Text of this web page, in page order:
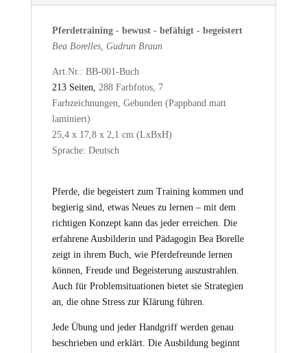
Pferdetraining - bewust - befähigt - begeistert
Bea Borelles, Gudrun Braun
Art.Nr.: BB-001-Buch
213 Seiten, 288 Farbfotos, 7
Farbzeichnungen, Gebunden (Pappband matt
laminiert)
25,4 x 17,8 x 2,1 cm (LxBxH)
Sprache: Deutsch
Pferde, die begeistert zum Training kommen und
begierig sind, etwas Neues zu lernen – mit dem
richtigen Konzept kann das jeder erreichen. Die
erfahrene Ausbilderin und Pädagogin Bea Borelle
zeigt in ihrem Buch, wie Pferdefreunde lernen
können, Freude und Begeisterung auszustrahlen.
Auch für Problemsituationen bietet sie Strategien
an, die ohne Stress zur Klärung führen.
Jede Übung und jeder Handgriff werden genau
beschrieben und erklärt. Die Ausbildung beginnt